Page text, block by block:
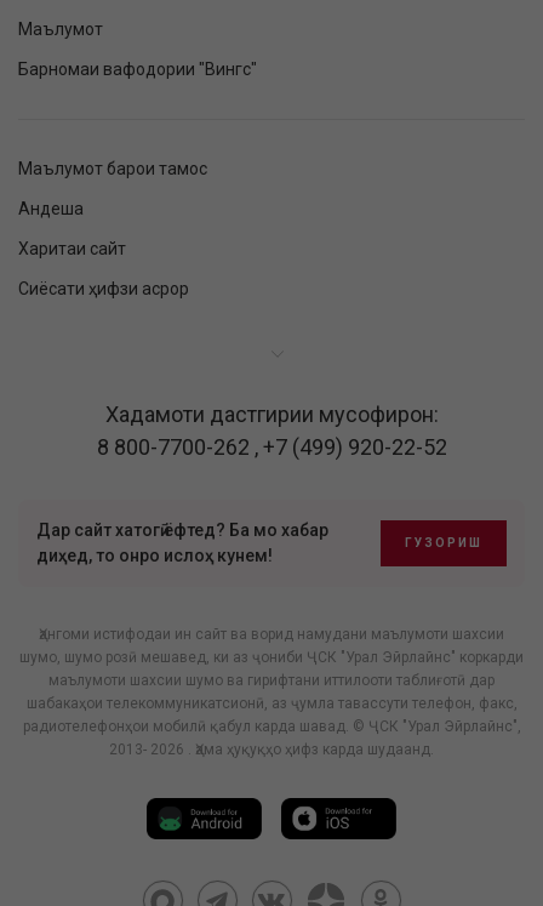
Маълумот
Барномаи вафодории "Вингс"
Маълумот барои тамос
Андеша
Харитаи сайт
Сиёсати ҳифзи асрор
Хадамоти дастгирии мусофирон:
8 800-7700-262 ,+7 (499) 920-22-52
Дар сайт хатогӣ ёфтед? Ба мо хабар
диҳед, то онро ислоҳ кунем!
ГУЗОРИШ
Ҳангоми истифодаи ин сайт ва ворид намудани маълумоти шахсии
шумо, шумо розӣ мешавед, ки аз ҷониби ҶСК "Урал Эйрлайнс" коркарди
маълумоти шахсии шумо ва гирифтани иттилооти таблиғотӣ дар
шабакаҳои телекоммуникатсионӣ, аз ҷумла тавассути телефон, факс,
радиотелефонҳои мобилӣ қабул карда шавад. © ҶСК "Урал Эйрлайнс",
2013- 2026 . Ҳама ҳуқуқҳо ҳифз карда шудаанд.